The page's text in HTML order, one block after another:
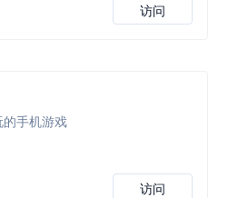
访问
手机游戏
访问